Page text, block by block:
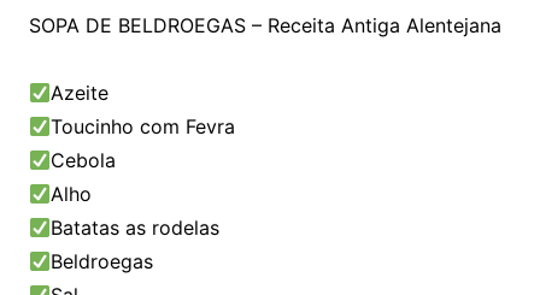
SOPA DE BELDROEGAS – Receita Antiga Alentejana
Azeite
Toucinho com Fevra
Cebola
Alho
Batatas as rodelas
Beldroegas